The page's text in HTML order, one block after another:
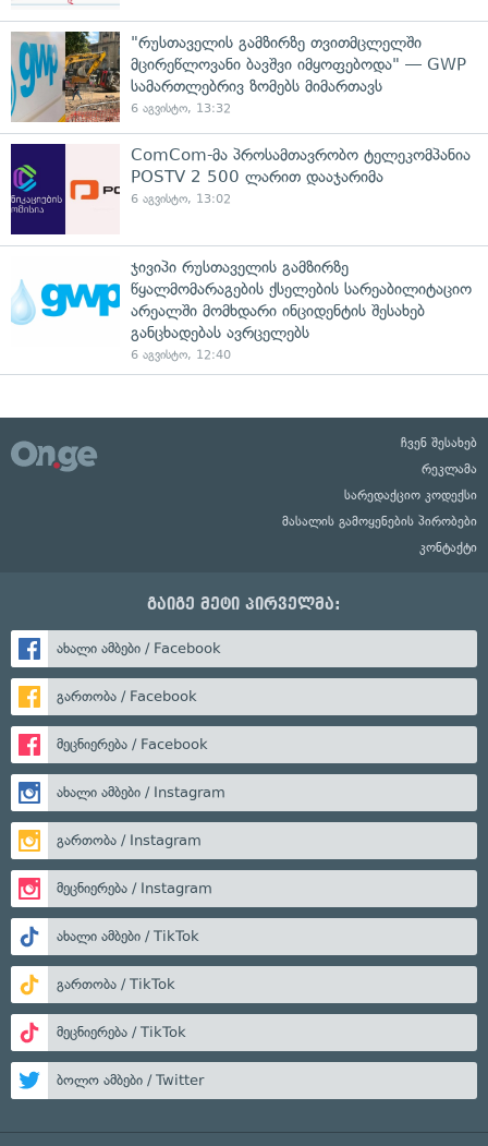
"რუსთაველის გამზირზე თვითმცლელში
მცირეწლოვანი ბავშვი იმყოფებოდა" — GWP
სამართლებრივ ზომებს მიმართავს
6 აგვისტო, 13:32
ComCom-მა პროსამთავრობო ტელეკომპანია
POSTV 2 500 ლარით დააჯარიმა
6 აგვისტო, 13:02
ჯივიპი რუსთაველის გამზირზე
წყალმომარაგების ქსელების სარეაბილიტაციო
არეალში მომხდარი ინციდენტის შესახებ
განცხადებას ავრცელებს
6 აგვისტო, 12:40
ჩვენ შესახებ
რეკლამა
სარედაქციო კოდექსი
მასალის გამოყენების პირობები
კონტაქტი
გაიგე მეტი პირველმა:
ახალი ამბები / Facebook
გართობა / Facebook
მეცნიერება / Facebook
ახალი ამბები / Instagram
გართობა / Instagram
მეცნიერება / Instagram
ახალი ამბები / TikTok
გართობა / TikTok
მეცნიერება / TikTok
ბოლო ამბები / Twitter